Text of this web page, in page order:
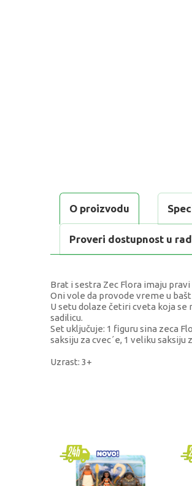
O proizvodu
Proveri dostupnost u
Brat i sestra Zec Flora imaju
Oni vole da provode vreme u
U setu dolaze četiri cveta koja se
sadilicu.
Set uključuje: 1 figuru sina zeca
saksiju za cvec´e, 1 veliku saksiju
Uzrast: 3+
Pol